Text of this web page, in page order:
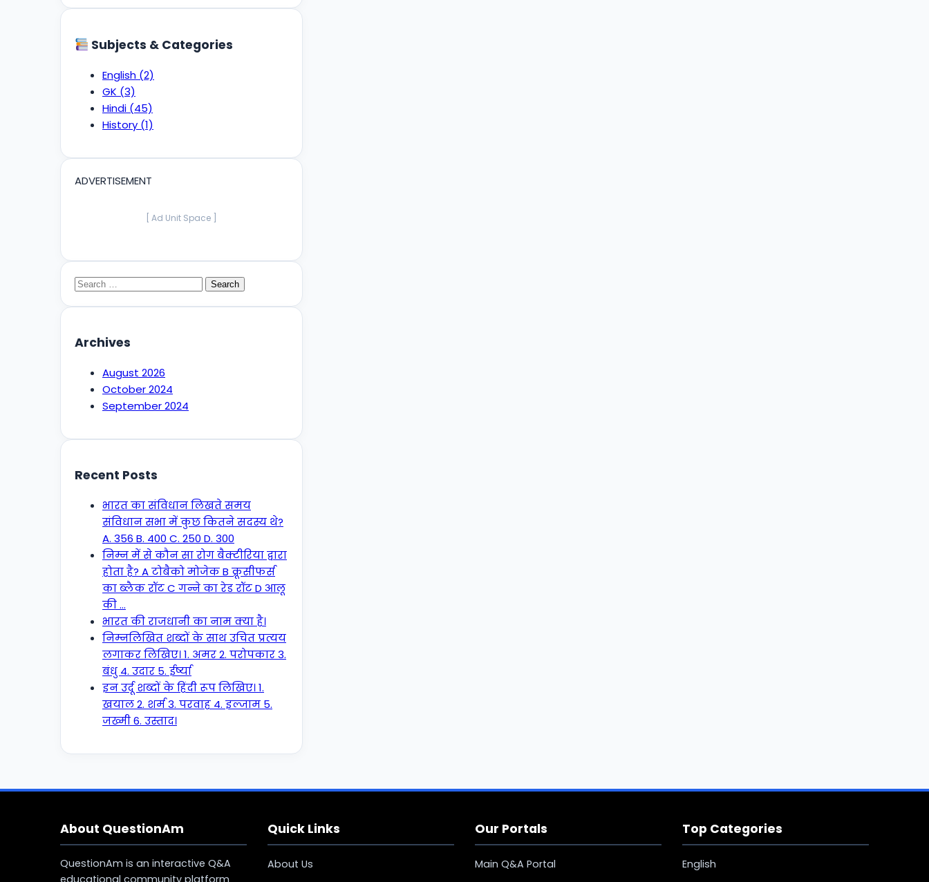
Subjects & Categories
English (2)
GK (3)
Hindi (45)
History (1)
ADVERTISEMENT
[ Ad Unit Space ]
Search
Archives
August 2026
October 2024
September 2024
Recent Posts
भारत का संविधान लिखते समय
संविधान सभा में कुछ कितने सदस्य थे?
A. 356 B. 400 C. 250 D. 300
निम्न में से कौन सा रोग बैक्टीरिया द्वारा
होता है? A टोबैको मोजेक B क्रूसीफर्स
का ब्लैक रॉट C गन्ने का रेड रॉट D आलू
की …
भारत की राजधानी का नाम क्या है।
निम्नलिखित शब्दों के साथ उचित प्रत्यय
लगाकर लिखिए। 1. अमर 2. परोपकार 3.
बंधु 4. उदार 5. ईर्ष्या
इन उर्दू शब्दों के हिंदी रूप लिखिए। 1.
खयाल 2. शर्म 3. परवाह 4. इल्जाम 5.
जख्मी 6. उस्ताद।
About QuestionAm
QuestionAm is an interactive Q&A
educational community platform
Quick Links
About Us
Our Portals
Main Q&A Portal
Top Categories
English